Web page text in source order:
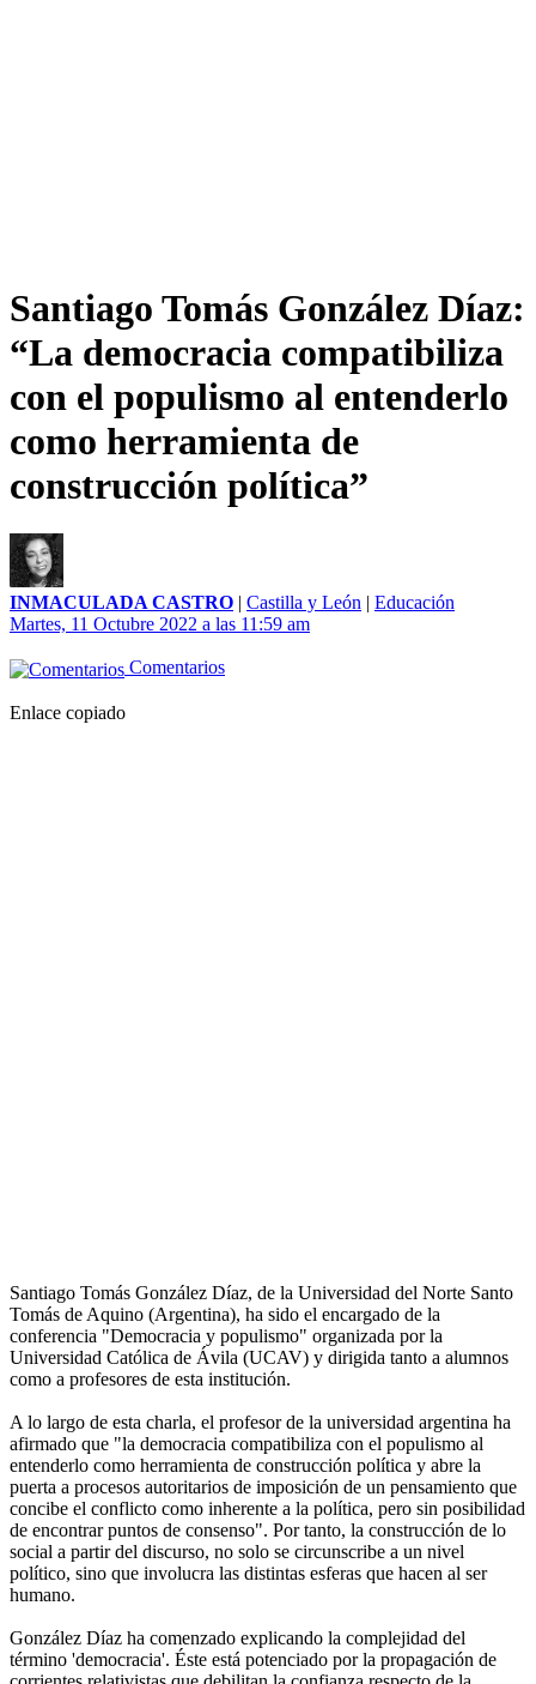
Santiago Tomás González Díaz:
“La democracia compatibiliza
con el populismo al entenderlo
como herramienta de
construcción política”
INMACULADA CASTRO | Castilla y León | Educación
Martes, 11 Octubre 2022 a las 11:59 am
Comentarios
Enlace copiado
Santiago Tomás González Díaz, de la Universidad del Norte Santo
Tomás de Aquino (Argentina), ha sido el encargado de la
conferencia "Democracia y populismo" organizada por la
Universidad Católica de Ávila (UCAV) y dirigida tanto a alumnos
como a profesores de esta institución.
A lo largo de esta charla, el profesor de la universidad argentina ha
afirmado que "la democracia compatibiliza con el populismo al
entenderlo como herramienta de construcción política y abre la
puerta a procesos autoritarios de imposición de un pensamiento que
concibe el conflicto como inherente a la política, pero sin posibilidad
de encontrar puntos de consenso". Por tanto, la construcción de lo
social a partir del discurso, no solo se circunscribe a un nivel
político, sino que involucra las distintas esferas que hacen al ser
humano.
González Díaz ha comenzado explicando la complejidad del
término 'democracia'. Éste está potenciado por la propagación de